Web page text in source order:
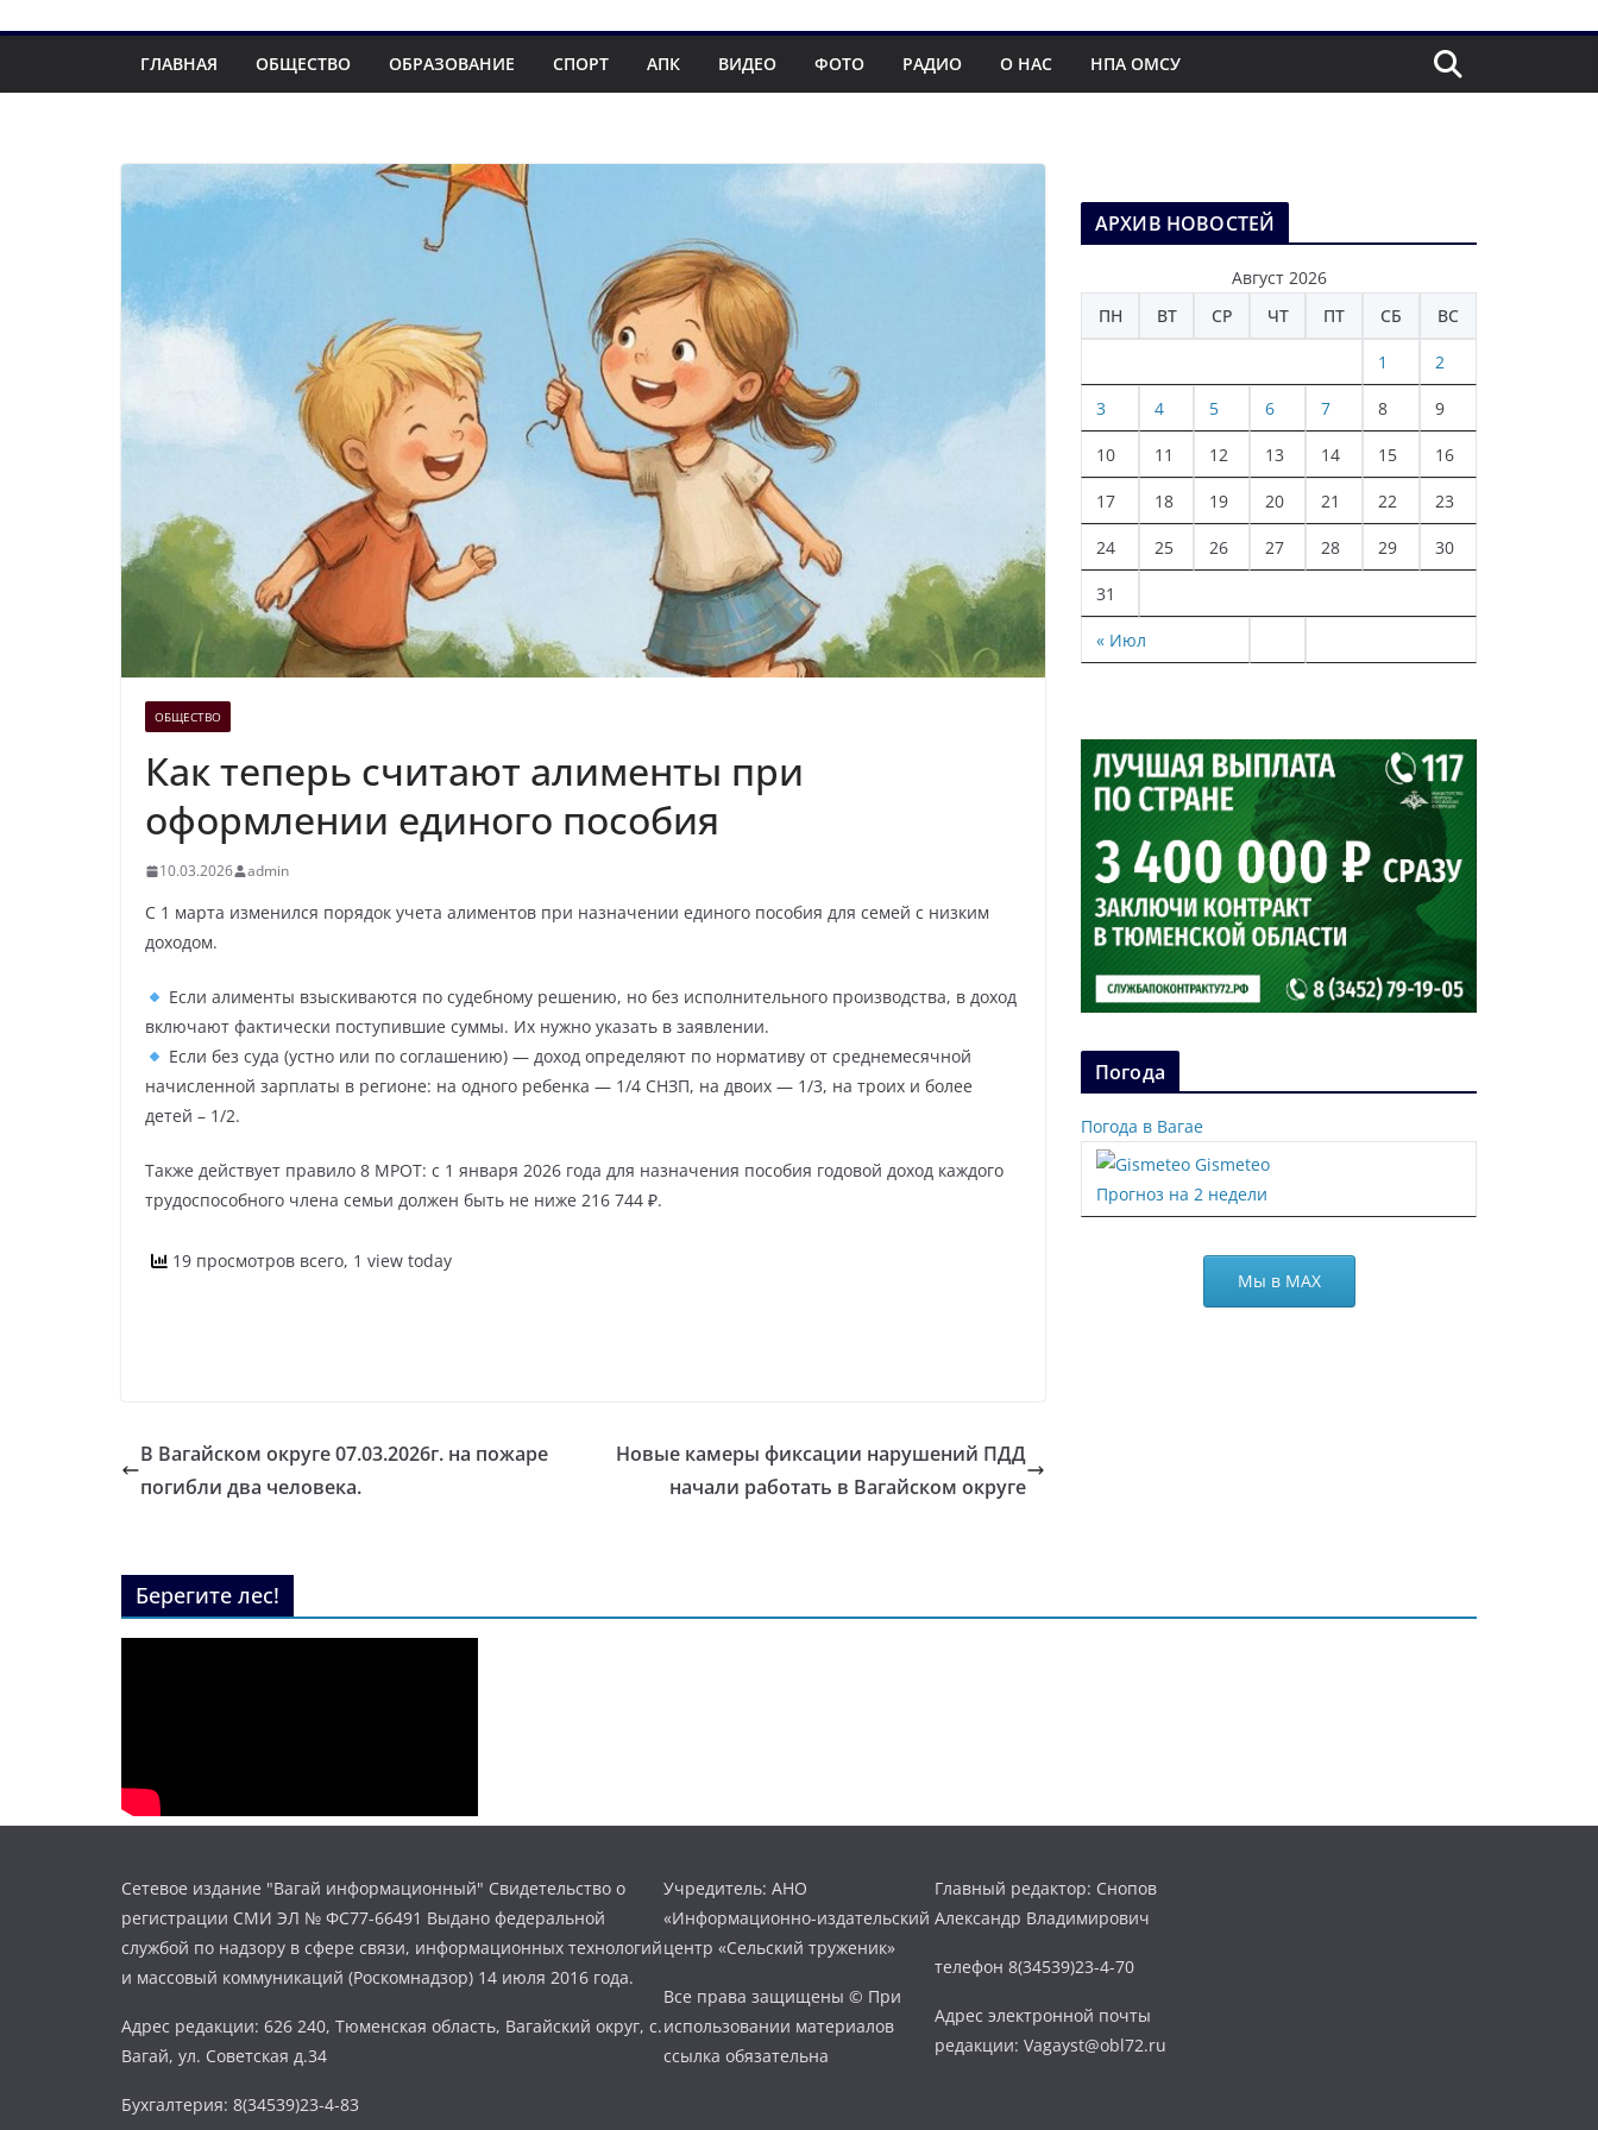
ГЛАВНАЯ ОБЩЕСТВО ОБРАЗОВАНИЕ СПОРТ АПК ВИДЕО ФОТО РАДИО О НАС НПА ОМСУ
ОБЩЕСТВО
Как теперь считают алименты при
оформлении единого пособия
10.03.2026 admin
С 1 марта изменился порядок учета алиментов при назначении единого пособия для семей с низким
доходом.
Если алименты взыскиваются по судебному решению, но без исполнительного производства, в доход
включают фактически поступившие суммы. Их нужно указать в заявлении.
Если без суда (устно или по соглашению) — доход определяют по нормативу от среднемесячной
начисленной зарплаты в регионе: на одного ребенка — 1/4 СНЗП, на двоих — 1/3, на троих и более
детей – 1/2.
Также действует правило 8 МРОТ: с 1 января 2026 года для назначения пособия годовой доход каждого
трудоспособного члена семьи должен быть не ниже 216 744 ₽.
19 просмотров всего, 1 view today
В Вагайском округе 07.03.2026г. на пожаре
погибли два человека.
Новые камеры фиксации нарушений ПДД
начали работать в Вагайском округе
АРХИВ НОВОСТЕЙ
Август 2026
ПН
ВТ СР ЧТ ПТ СБ ВС
« Июл
1 2
3 4 5 6 7 8 9
10 11 12 13 14 15 16
17 18 19 20 21 22 23
24 25 26 27 28 29 30
31
Погода
Погода в Вагае
Gismeteo
Прогноз на 2 недели
Мы в МАХ
Берегите лес!
Сетевое издание "Вагай информационный" Свидетельство о
регистрации СМИ ЭЛ № ФС77-66491 Выдано федеральной
службой по надзору в сфере связи, информационных технологий
и массовый коммуникаций (Роскомнадзор) 14 июля 2016 года.
Адрес редакции: 626 240, Тюменская область, Вагайский округ, с.
Вагай, ул. Советская д.34
Бухгалтерия: 8(34539)23-4-83
Учредитель: АНО
«Информационно-издательский
центр «Сельский труженик»
Все права защищены © При
использовании материалов
ссылка обязательна
Главный редактор: Снопов
Александр Владимирович
телефон 8(34539)23-4-70
Адрес электронной почты
редакции: Vagayst@obl72.ru